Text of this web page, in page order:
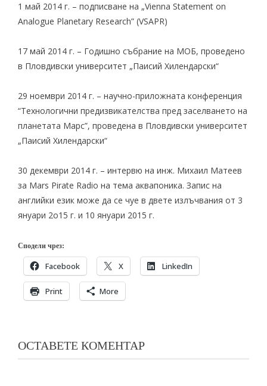
1 май 2014 г. – подписване на „Vienna Statement on
Analogue Planetary Research” (VSAPR)
17 май 2014 г. – Годишно събрание на МОБ, проведено
в Пловдивски университет „Паисий Хилендарски“
29 ноември 2014 г. – научно-приложната конференция
“Технологични предизвикателства пред заселването на
планетата Марс”, проведена в Пловдивски университет
„Паисий Хилендарски“
30 декември 2014 г. – интервю на инж. Михаил Матеев
за Mars Pirate Radio на тема аквапоника. Запис на
английки език може да се чуе в двете излъчвания от 3
януари 2о15 г. и 10 януари 2015 г.
Сподели чрез:
Facebook X LinkedIn
Print More
ОСТАВЕТЕ КОМЕНТАР